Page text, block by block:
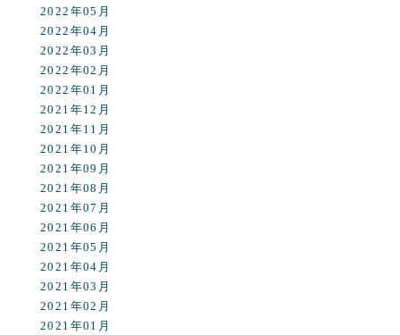
2022年05月
2022年04月
2022年03月
2022年02月
2022年01月
2021年12月
2021年11月
2021年10月
2021年09月
2021年08月
2021年07月
2021年06月
2021年05月
2021年04月
2021年03月
2021年02月
2021年01月